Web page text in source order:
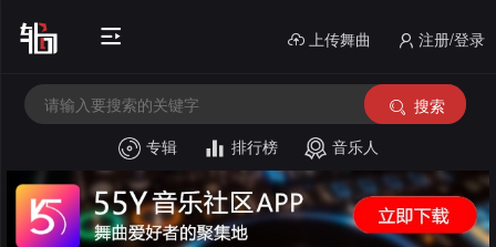
上传舞曲 注册/登录
搜索
专辑
排行榜 音乐人